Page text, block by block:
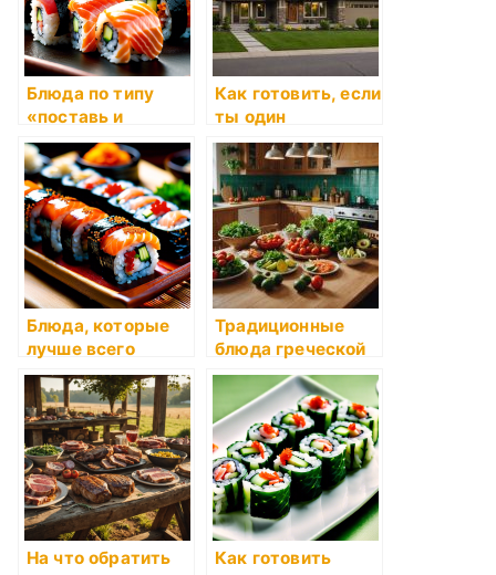
Блюда по типу
«поставь и
забудь»
Как готовить, если
ты один
Блюда, которые
лучше всего
стареют
Традиционные
блюда греческой
кухни
На что обратить
Как готовить